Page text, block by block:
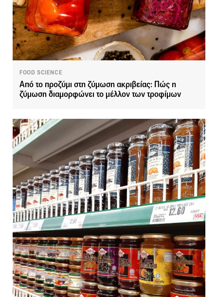
FOOD SCIENCE
Από το προζύμι στη ζύμωση ακριβείας: Πώς η
ζύμωση διαμορφώνει το μέλλον των τροφίμων